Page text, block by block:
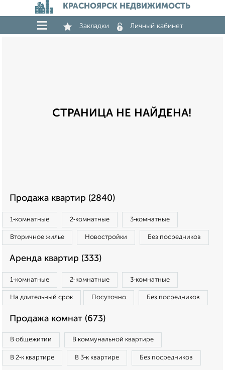
КРАСНОЯРСК НЕДВИЖИМОСТЬ
Закладки Личный кабинет
СТРАНИЦА НЕ НАЙДЕНА!
Продажа квартир (2840)
1‑комнатные 2‑комнатные 3‑комнатные
Вторичное жилье Новостройки Без посредников
Аренда квартир (333)
1‑комнатные 2‑комнатные 3‑комнатные
На длительный срок Посуточно Без посредников
Продажа комнат (673)
В общежитии В коммунальной квартире
В 2‑к квартире В 3‑к квартире Без посредников